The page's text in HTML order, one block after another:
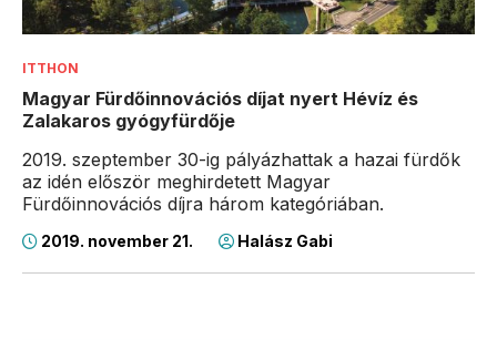
ITTHON
Magyar Fürdőinnovációs díjat nyert Hévíz és
Zalakaros gyógyfürdője
2019. szeptember 30-ig pályázhattak a hazai fürdők
az idén először meghirdetett Magyar
Fürdőinnovációs díjra három kategóriában.
2019. november 21. Halász Gabi